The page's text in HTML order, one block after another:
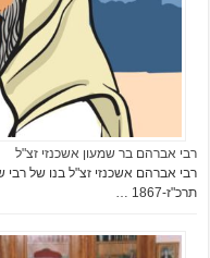
רבי אברהם בר שמעון אשכנזי זצ"ל
רבי אברהם אשכנזי זצ"ל בנו של
תרכ"ז-1867 …